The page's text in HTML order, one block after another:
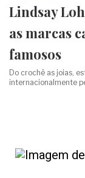
Lindsay
as marcas
famosos
Do crochê as joias,
internacionalmente